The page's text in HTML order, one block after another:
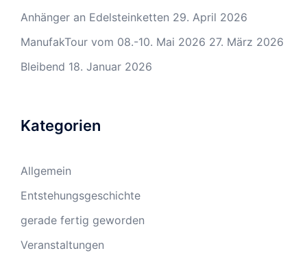
Anhänger an Edelsteinketten 29. April 2026
ManufakTour vom 08.-10. Mai 2026 27. März 2026
Bleibend 18. Januar 2026
Kategorien
Allgemein
Entstehungsgeschichte
gerade fertig geworden
Veranstaltungen